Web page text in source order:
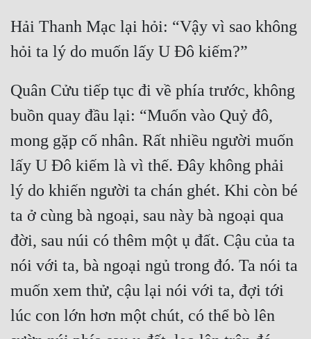
Tính Cách Nhân Vật :
Sát Phạt Quyết Đoán
Điềm Đạm
Hải Thanh Mạc lại hỏi: “Vậy vì sao không
Quân Cửu tiếp tục đi về phía trước, không
buồn quay đầu lại: “Muốn vào Quỷ đô,
mong gặp cố nhân. Rất nhiều người muốn
lấy U Đô kiếm là vì thế. Đây không phải
lý do khiến người ta chán ghét. Khi còn bé
ta ở cùng bà ngoại, sau này bà ngoại qua
đời, sau núi có thêm một ụ đất. Cậu của ta
nói với ta, bà ngoại ngủ trong đó. Ta nói ta
muốn xem thử, cậu lại nói với ta, đợi tới
lúc con lớn hơn một chút, có thể bò lên